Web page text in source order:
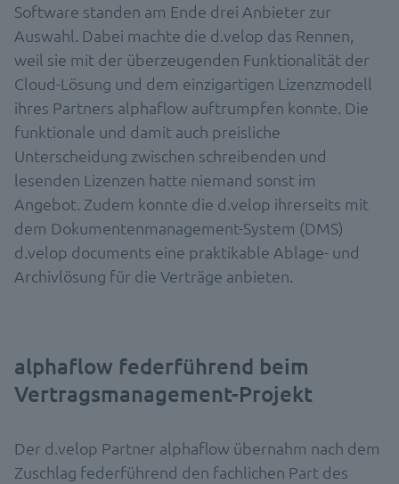
Software standen am Ende drei Anbieter zur
Auswahl. Dabei machte die d.velop das Rennen,
weil sie mit der überzeugenden Funktionalität der
Cloud-Lösung und dem einzigartigen Lizenzmodell
ihres Partners alphaflow auftrumpfen konnte. Die
funktionale und damit auch preisliche
Unterscheidung zwischen schreibenden und
lesenden Lizenzen hatte niemand sonst im
Angebot. Zudem konnte die d.velop ihrerseits mit
dem Dokumentenmanagement-System (DMS)
d.velop documents eine praktikable Ablage- und
Archivlösung für die Verträge anbieten.
alphaflow federführend beim
Vertragsmanagement-Projekt
Der d.velop Partner alphaflow übernahm nach dem
Zuschlag federführend den fachlichen Part des